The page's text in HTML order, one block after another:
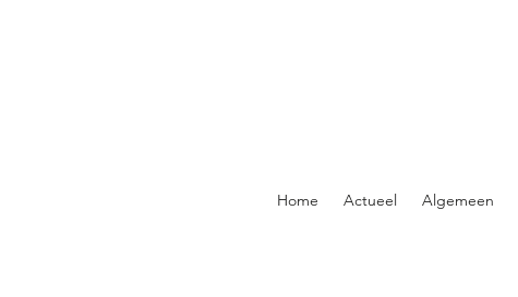
Home Actueel Algemeen